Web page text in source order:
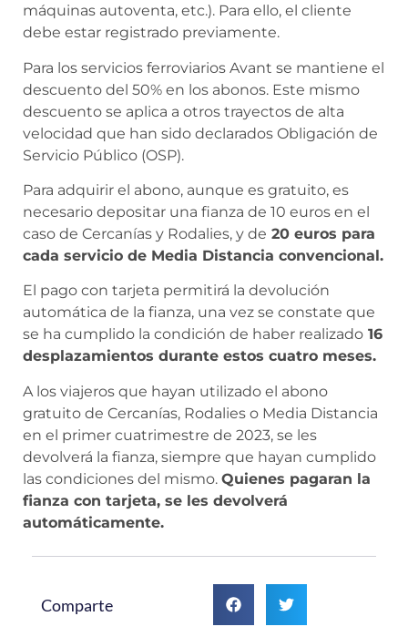
máquinas autoventa, etc.). Para ello, el cliente
debe estar registrado previamente.
Para los servicios ferroviarios Avant se mantiene el
descuento del 50% en los abonos. Este mismo
descuento se aplica a otros trayectos de alta
velocidad que han sido declarados Obligación de
Servicio Público (OSP).
Para adquirir el abono, aunque es gratuito, es
necesario depositar una fianza de 10 euros en el
caso de Cercanías y Rodalies, y de 20 euros para
cada servicio de Media Distancia convencional.
El pago con tarjeta permitirá la devolución
automática de la fianza, una vez se constate que
se ha cumplido la condición de haber realizado 16
desplazamientos durante estos cuatro meses.
A los viajeros que hayan utilizado el abono
gratuito de Cercanías, Rodalies o Media Distancia
en el primer cuatrimestre de 2023, se les
devolverá la fianza, siempre que hayan cumplido
las condiciones del mismo. Quienes pagaran la
fianza con tarjeta, se les devolverá
automáticamente.
Comparte